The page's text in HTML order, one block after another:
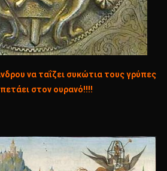
να ταΐζει συκώτια τους γρύπες
πετάει στον ουρανό!!!!